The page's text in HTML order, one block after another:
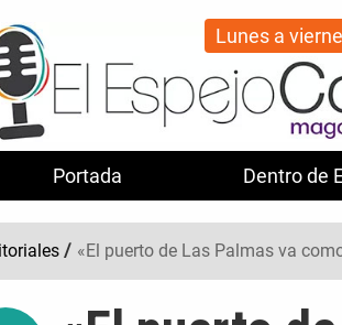
Portada Dentro de
Lunes a
/ «El puerto de Las Palmas va